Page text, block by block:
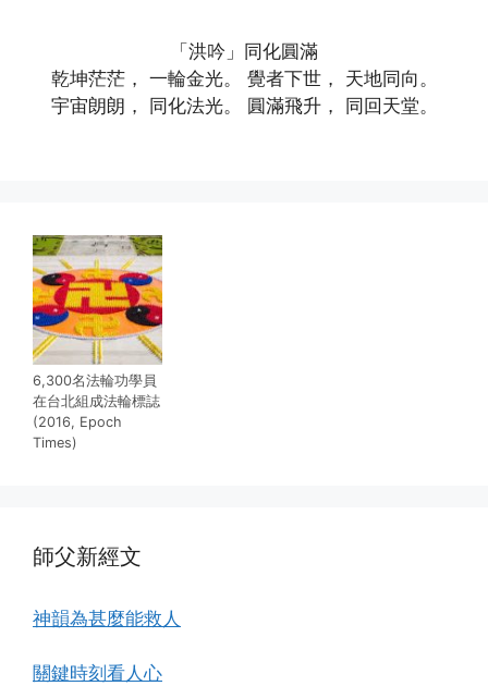
「洪吟」同化圓滿
乾坤茫茫， 一輪金光。 覺者下世， 天地同向。
宇宙朗朗， 同化法光。 圓滿飛升， 同回天堂。
6,300名法輪功學員
在台北組成法輪標誌
(2016, Epoch
Times)
師父新經文
神韻為甚麼能救人
關鍵時刻看人心